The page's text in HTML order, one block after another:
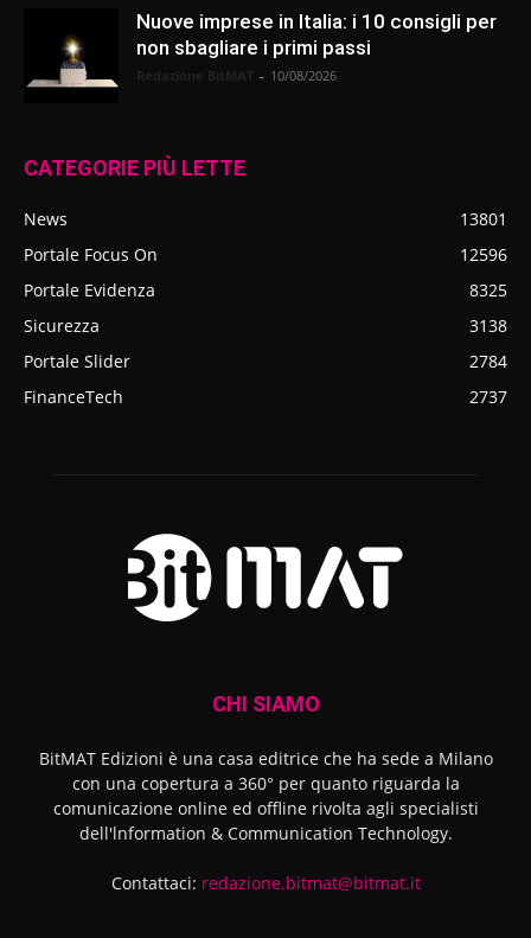
Nuove imprese in Italia: i 10 consigli per
non sbagliare i primi passi
- 10/08/2026
CATEGORIE PIÙ LETTE
News
13801
Portale Focus On
12596
Portale Evidenza
8325
Sicurezza
3138
Portale Slider
2784
FinanceTech
2737
CHI SIAMO
BitMAT Edizioni è una casa editrice che ha sede a Milano
con una copertura a 360° per quanto riguarda la
comunicazione online ed offline rivolta agli specialisti
dell'lnformation & Communication Technology.
Contattaci: redazione.bitmat@bitmat.it